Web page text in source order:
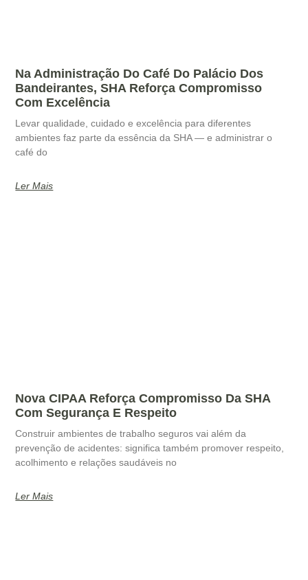
Na Administração Do Café Do Palácio Dos
Bandeirantes, SHA Reforça Compromisso
Com Excelência
Levar qualidade, cuidado e excelência para diferentes
ambientes faz parte da essência da SHA — e administrar o
café do
Ler Mais
Nova CIPAA Reforça Compromisso Da SHA
Com Segurança E Respeito
Construir ambientes de trabalho seguros vai além da
prevenção de acidentes: significa também promover respeito,
acolhimento e relações saudáveis no
Ler Mais